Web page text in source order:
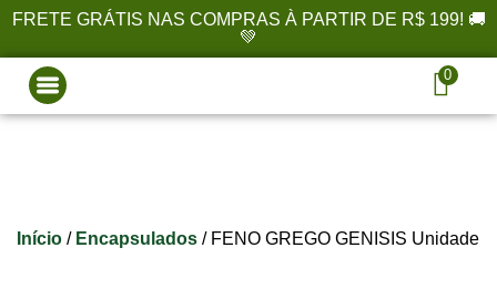
FRETE GRÁTIS NAS COMPRAS À PARTIR DE R$ 199! 🚚
💚
0
Início / Encapsulados / FENO GREGO GENISIS Unidade